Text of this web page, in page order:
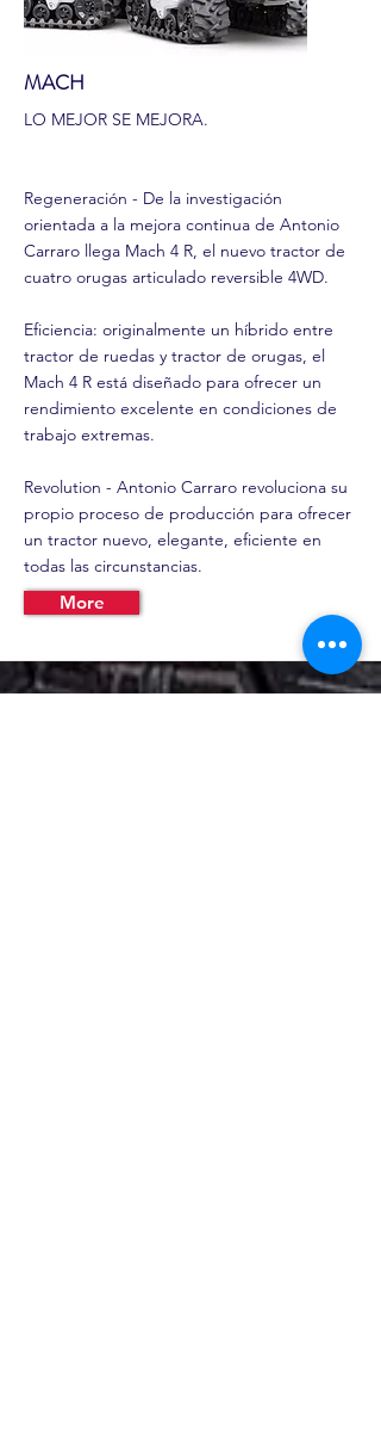
MACH
LO MEJOR SE MEJORA.
Regeneración - De la investigación
orientada a la mejora continua de Antonio
Carraro llega Mach 4 R, el nuevo tractor de
cuatro orugas articulado reversible 4WD.
Eficiencia: originalmente un híbrido entre
tractor de ruedas y tractor de orugas, el
Mach 4 R está diseñado para ofrecer un
rendimiento excelente en condiciones de
trabajo extremas.
Revolution - Antonio Carraro revoluciona su
propio proceso de producción para ofrecer
un tractor nuevo, elegante, eficiente en
todas las circunstancias.
More